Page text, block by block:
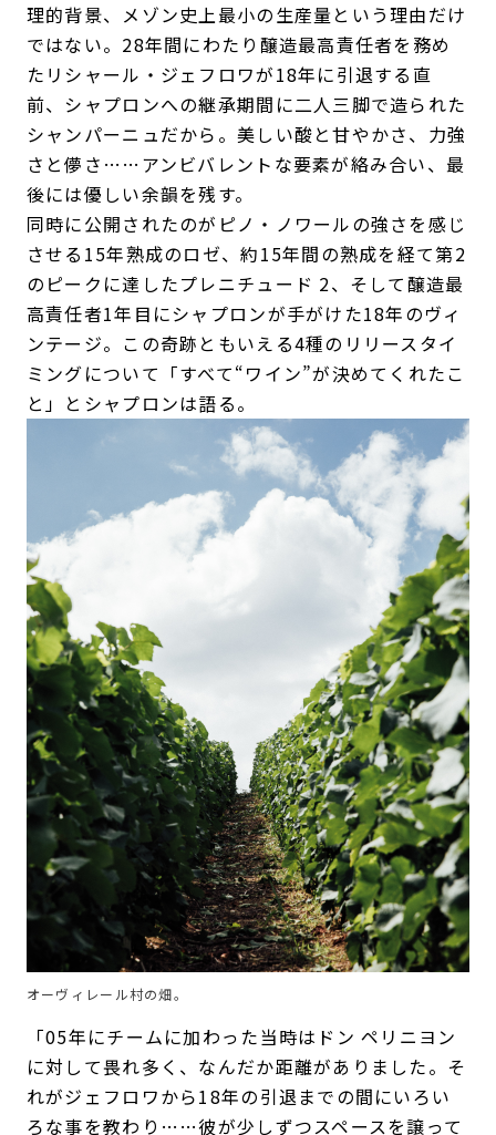
理的背景、メゾン史上最小の生産量という理由だけ
ではない。28年間にわたり醸造最高責任者を務め
たリシャール・ジェフロワが18年に引退する直
前、シャプロンへの継承期間に二人三脚で造られた
シャンパーニュだから。美しい酸と甘やかさ、力強
さと儚さ……アンビバレントな要素が絡み合い、最
後には優しい余韻を残す。
同時に公開されたのがピノ・ノワールの強さを感じ
させる15年熟成のロゼ、約15年間の熟成を経て第2
のピークに達したプレニチュード 2、そして醸造最
高責任者1年目にシャプロンが手がけた18年のヴィ
ンテージ。この奇跡ともいえる4種のリリースタイ
ミングについて「すべて“ワイン”が決めてくれたこ
と」とシャプロンは語る。
オーヴィレール村の畑。
「05年にチームに加わった当時はドン ペリニヨン
に対して畏れ多く、なんだか距離がありました。そ
れがジェフロワから18年の引退までの間にいろい
ろな事を教わり……彼が少しずつスペースを譲って